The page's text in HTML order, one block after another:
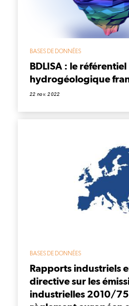
BASES DE DONNÉES
BDLISA : le référentiel
hydrogéologique
22 nov. 2022
BASES DE DONNÉES
Rapports industriels
directive sur les
industrielles 2010/